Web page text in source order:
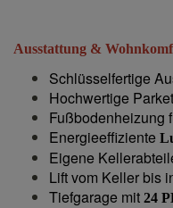
Ausstattung &
Schlüsselfertige
Hochwertige
Fußbodenheizung
Energieeffiziente
Eigene
Lift vom Keller bis
Tiefgarage mit 24